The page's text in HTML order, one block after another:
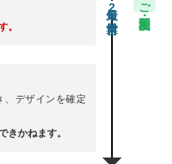
。
、デザインを確定
きかねます。
2